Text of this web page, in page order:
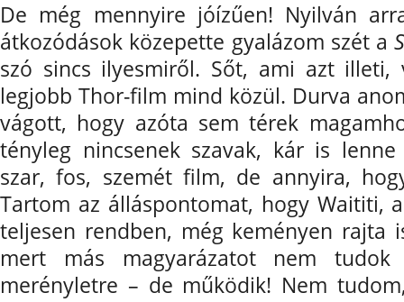
De még mennyire jóízűen! Nyilván
átkozódások közepette gyalázom szét a
szó sincs ilyesmiről. Sőt, ami azt illeti,
legjobb Thor-film mind közül. Durva
vágott, hogy azóta sem térek
tényleg nincsenek szavak, kár is
szar, fos, szemét film, de annyira,
Tartom az álláspontomat, hogy Waititi,
teljesen rendben, még keményen rajta
mert más magyarázatot nem
merényletre – de működik! Nem